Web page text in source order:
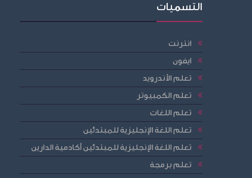
التسميات
انترنت
ايفون
تعلم الأندرويد
تعلم الكمبيوتر
تعلم اللغات
تعلم اللغة الإنجليزية للمبتدئين
تعلم اللغة الإنجليزية للمبتدئين أكادمية الدارين
تعلم برمجة